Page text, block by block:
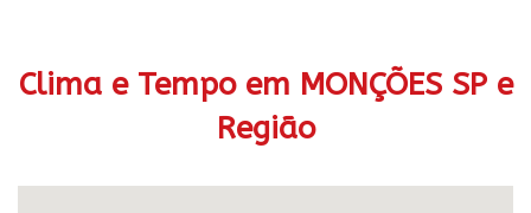
Clima e Tempo em MONÇÕES SP e
Região